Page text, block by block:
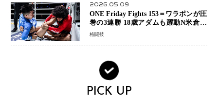
2026.05.09
ONE Friday Fights 153＝ワラポンが圧
巻の3連勝 18歳アダムも躍動N米倉大
貴選手は悲願のONE初勝利
格闘技
PICK UP